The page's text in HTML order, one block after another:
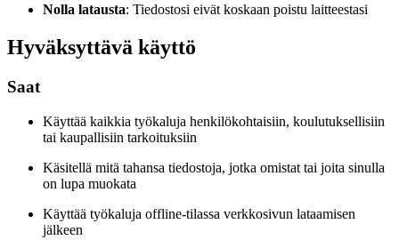
Nolla latausta: Tiedostosi eivät koskaan poistu laitteestasi
Hyväksyttävä käyttö
Saat
Käyttää kaikkia työkaluja henkilökohtaisiin, koulutuksellisiin
tai kaupallisiin tarkoituksiin
Käsitellä mitä tahansa tiedostoja, jotka omistat tai joita sinulla
on lupa muokata
Käyttää työkaluja offline-tilassa verkkosivun lataamisen
jälkeen